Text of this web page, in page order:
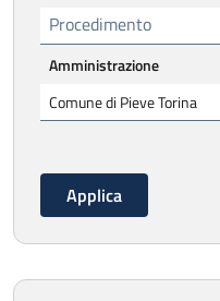
Procedimento
Amministrazione